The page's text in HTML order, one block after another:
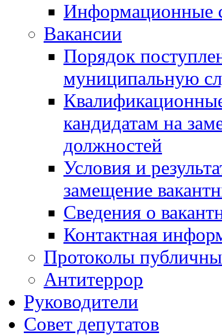
Информационные
Вакансии
Порядок
муниципальную
кандидатам на
должностей
Условия и
замещение
Сведения о
Контактная
Протоколы
Антитеррор
Руководители
Совет депутатов